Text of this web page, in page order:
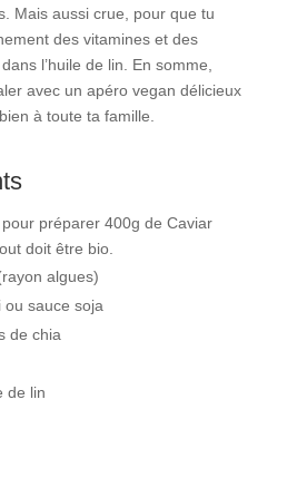
Mais aussi crue, pour que tu
des vitamines et des
l’huile de lin. En somme,
avec un apéro vegan délicieux
à toute ta famille.
préparer 400g de Caviar
doit être bio.
algues)
ou sauce soja
de chia
de lin